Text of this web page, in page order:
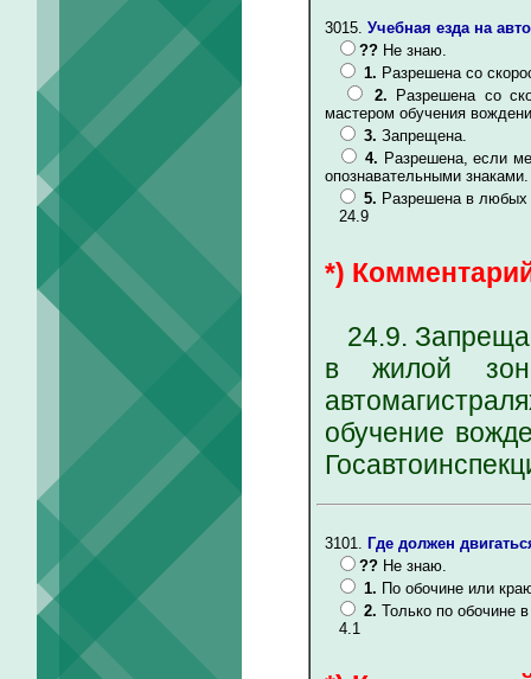
3015. Учебная езда на
?? Не знаю.
1. Разрешена со
2. Разрешена со
мастером обучения
3. Запрещена.
4. Разрешена, если
опознавательными знаками.
5. Разрешена в любых
24.9
*)
24.9.
в жилой
обучение
3101. Где должен
?? Не знаю.
1. По обочине или
2. Только по обочине
4.1